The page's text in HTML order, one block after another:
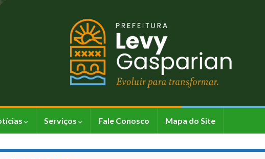
Serviços Fale Conosco Mapa do Site